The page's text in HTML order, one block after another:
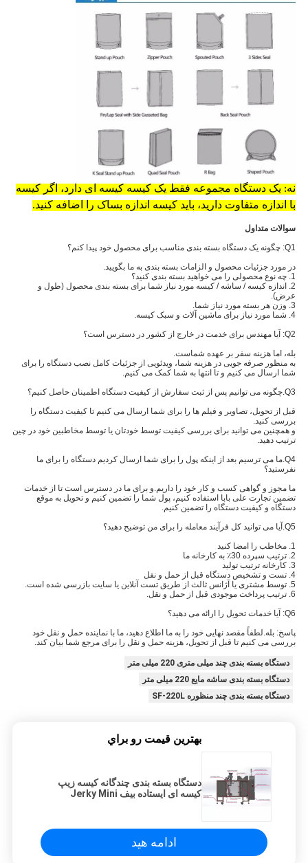
نه: یک دستگاه مجموعه فقط یک کیسه کیسه ای دارد، اگر کیسه
با اندازه متفاوت دارید، باید کیسه اندازه بساک را اضافه کنید.
سوالات متداول
Q1: چگونه یک دستگاه بسته بندی مناسب برای محصول خود پیدا کنم؟
در مورد جزئیات محصول و الزامات بسته بندی به ما بگویید.
1. چه نوع محصولی را می خواهید بسته بندی کنید؟
2. اندازه کیسه / ساشه / کیسه مورد نیاز شما برای بسته بندی محصول (طول و
عرض).
3. وزن هر بسته مورد نیاز شما.
4. شما مورد نیاز برای ماشین آلات و سبک کیسه.
Q2: آیا مهندس برای خدمت در خارج از کشور در دسترس است؟
بله، اما هزینه سفر بر عهده شماست.
به منظور صرفه جویی در هزینه شما، ویدئویی از جزئیات کامل نصب دستگاه را برای
شما ارسال می کنیم و تا انتها به شما کمک می کنیم.
Q3.چگونه می توانیم پس از ثبت سفارش از کیفیت دستگاه اطمینان حاصل کنیم؟
قبل از تحویل، تصاویر و فیلم ها را برای شما ارسال می کنیم تا کیفیت دستگاه را
بررسی کنید.
و همچنین می توانید برای بررسی کیفیت توسط خودتان یا توسط مخاطبین خود در چین
ترتیب دهید.
Q4.ما می ترسیم بعد از اینکه پول را برای شما ارسال کردیم دستگاه را برای ما
نفرستید؟
ما مجوز و گواهی کسب و کار خود را داریم.و برای ما در دسترس است تا از خدمات
تضمین تجارت علی بابا استفاده کنیم، پول شما را تضمین کنیم و تحویل به موقع
دستگاه و کیفیت دستگاه را تضمین کنیم.
Q5.آیا می توانید کل فرآیند معامله را برای من توضیح دهید؟
1. مخاطب را امضا کنید
2. ترتیب سپرده 30٪ به کارخانه ما
3. کارخانه ترتیب تولید
4. تست و تشخیص دستگاه قبل از حمل و نقل
5. توسط مشتری یا آژانس ثالث از طریق تست آنلاین یا سایت بازرسی شده است.
6. ترتیب پرداخت موجودی قبل از حمل و نقل.
Q6: آیا خدمات تحویل را ارائه می دهید؟
پاسخ: بله.لطفاً مقصد نهایی خود را به ما اطلاع دهید، ما با نماینده حمل و نقل خود
بررسی می کنیم تا قبل از تحویل، هزینه حمل و نقل را برای مرجع شما بیان کند.
دستگاه بسته بندی چند میلی متری 220 میلی متر
دستگاه بسته بندی ساشه مایع 220 میلی متر
دستگاه بسته بندی چند منظوره SF-220L
بهترين قيمت رو براي
دستگاه بسته بندی چندگانه کیسه زیپ
کیسه ای ایستاده بیف Jerky Mini
ادامه هید